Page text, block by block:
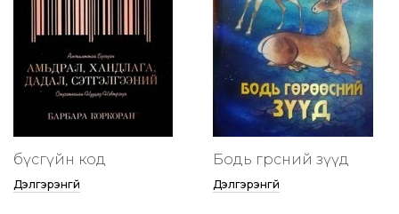
бүсгүйн код
Дэлгэрэнгүй
Бодь гөрөөсний зүүд
Дэлгэрэнгүй